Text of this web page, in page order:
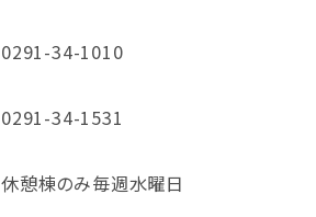
0291-34-1010
0291-34-1531
休憩棟のみ毎週水曜日